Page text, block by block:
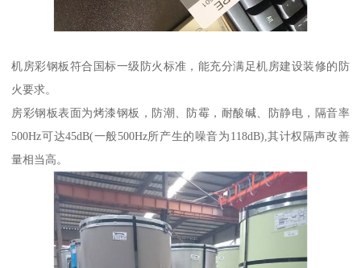
机房彩钢板符合国标一级防火标准，能充分满足机房建设装修的防
火要求。
房彩钢板表面为烤漆钢板，防潮、防霉，耐酸碱、防静电，隔音率
500Hz可达45dB(一般500Hz所产生的噪音为118dB),其计权隔声改善
量相当高。